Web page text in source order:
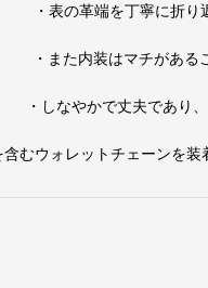
・表の革端を丁寧に折
・また内装はマチがあ
・しなやかで丈夫であり
含むウォレットチェーンを